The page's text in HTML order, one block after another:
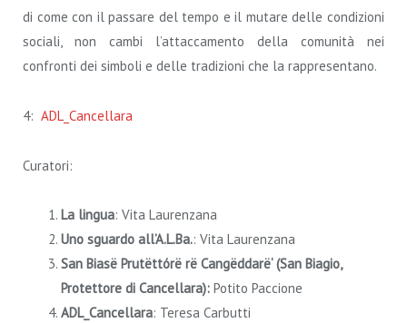
di come con il passare del tempo e il mutare delle condizioni
sociali, non cambi l’attaccamento della comunità nei
confronti dei simboli e delle tradizioni che la rappresentano.
4: ADL_Cancellara
Curatori:
La lingua: Vita Laurenzana
Uno sguardo all’A.L.Ba.: Vita Laurenzana
San Biasë Prutëttórë rë Cangëddarë‘ (San Biagio,
Protettore di Cancellara): Potito Paccione
ADL_Cancellara: Teresa Carbutti